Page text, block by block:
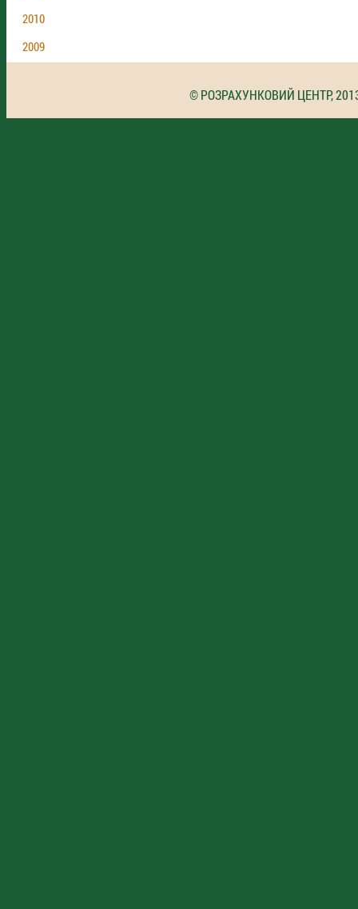
2010
2009
© РОЗРАХУНКОВИЙ ЦЕНТР,